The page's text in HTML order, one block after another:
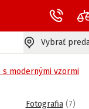
Vybrať
s modernými vzormi
Fotografia (7)